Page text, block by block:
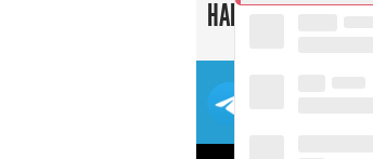
НАШІ СОЦ. МЕРЕЖІ